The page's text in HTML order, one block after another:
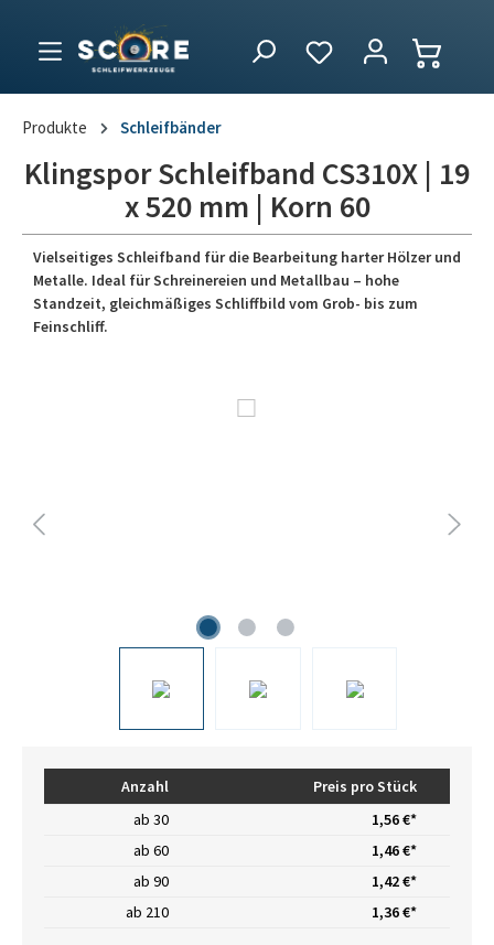
Produkte Schleifbänder
Klingspor Schleifband CS310X | 19
x 520 mm | Korn 60
Vielseitiges Schleifband für die Bearbeitung harter Hölzer und
Metalle. Ideal für Schreinereien und Metallbau – hohe
Standzeit, gleichmäßiges Schliffbild vom Grob- bis zum
Feinschliff.
Anzahl
Preis pro Stück
ab 30
1,56 €*
ab 60
1,46 €*
ab 90
1,42 €*
ab 210 1,36 €*